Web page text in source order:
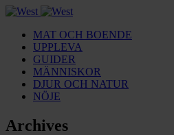
MAT OCH BOENDE
UPPLEVA
GUIDER
MÄNNISKOR
DJUR OCH NATUR
NÖJE
Archives